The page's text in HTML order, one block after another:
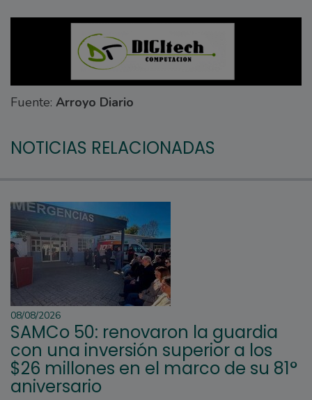
Fuente: Arroyo Diario
NOTICIAS RELACIONADAS
08/08/2026
SAMCo 50: renovaron la guardia
con una inversión superior a los
$26 millones en el marco de su 81°
aniversario